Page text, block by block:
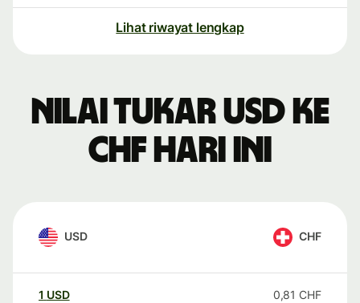
Lihat riwayat lengkap
Nilai tukar USD ke
CHF hari ini
USD CHF
1 USD 0,81 CHF